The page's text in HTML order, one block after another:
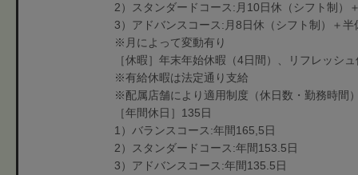
2）スタンダードコース:月10日休（シフト制）
3）アドバンスコース:月8日休（シフト制）＋半
※月によって変動有り
［休暇］年末年始休暇（4日間）、リフレッシ
※有給休暇は法定通り支給
※配属店舗により適用制度（休日数・勤務時間
［年間休日］135日
1）バランスコース:年間165,5日
2）スタンダードコース:年間153.5日
3）アドバンスコース:年間135.5日